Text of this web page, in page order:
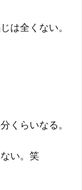
は全くない。
くらいなる。
い。笑